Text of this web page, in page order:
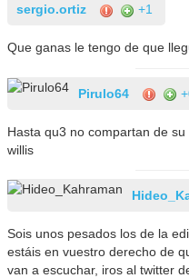
sergio.ortiz +1
Que ganas le tengo de que
Pirulo64
Hasta qu3 no compartan de
willis
Sois unos pesados los de la
estáis en vuestro derecho de
van a escuchar, iros al twitter